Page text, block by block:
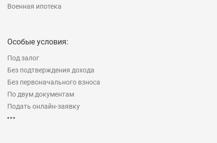
Военная ипотека
Особые условия:
Под залог
Без подтверждения дохода
Без первоначального взноса
По двум документам
Подать онлайн-заявку
Рефинансирование